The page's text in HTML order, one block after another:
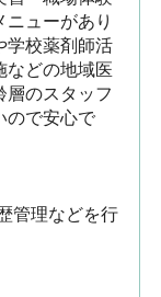
ューがあり
学校薬剤師活
などの地域医
層のスタッフ
ので安心で
管理などを行